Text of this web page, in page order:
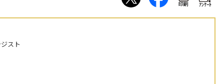
印刷 ｱﾝｹｰﾄ
スト